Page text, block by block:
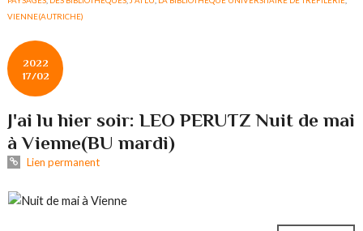
VIENNE(AUTRICHE)
2022
17/02
J'ai lu hier soir: LEO PERUTZ Nuit de mai
à Vienne(BU mardi)
Lien permanent